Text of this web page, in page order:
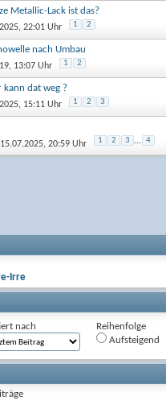
Metallic-Lack ist das?
22:01 Uhr 1 2
nach Umbau
13:07 Uhr 1 2
kann dat weg ?
15:11 Uhr 1 2 3
20:59 Uhr 1 2 3 ... 4
Irre
nach
Reihenfolge
Aufsteigend